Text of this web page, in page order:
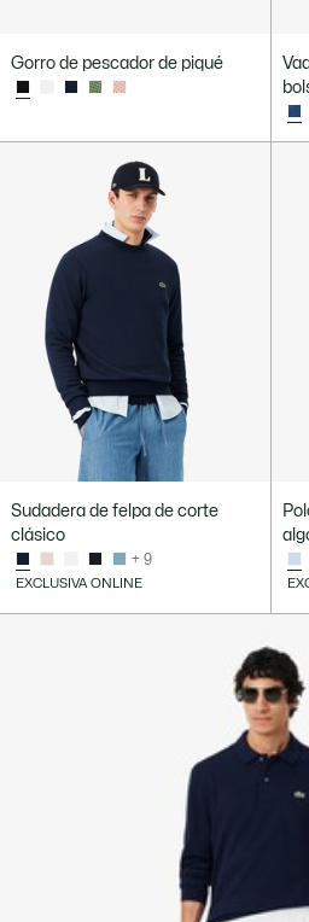
Gorro de pescador de piqué
Sudadera de felpa de corte
clásico
+ 9
EXCLUSIVA ONLINE